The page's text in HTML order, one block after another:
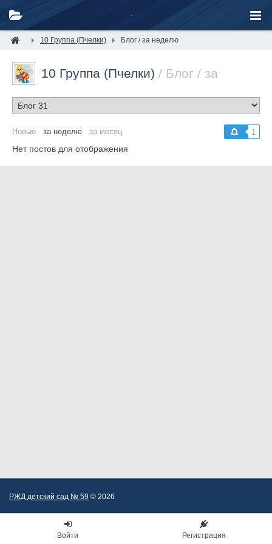
10 Группа (Пчелки) Блог / за неделю
10 Группа (Пчелки) / Блог / за
неделю
1
Новые за неделю за месяц
Нет постов для отображения
РЖД детский сад № 59 © 2026
Войти Регистрация